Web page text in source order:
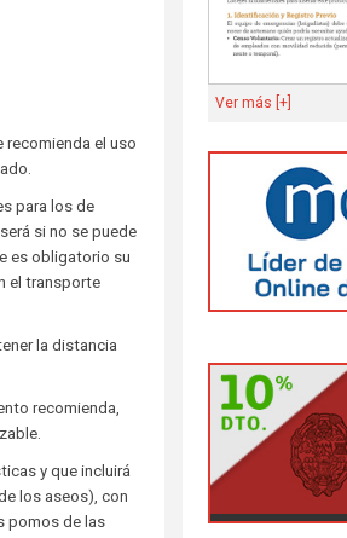
recomienda el uso
para los de
si no se puede
es obligatorio su
el transporte
la distancia
recomienda,
y que incluirá
los aseos), con
pomos de las
Ver más [+]